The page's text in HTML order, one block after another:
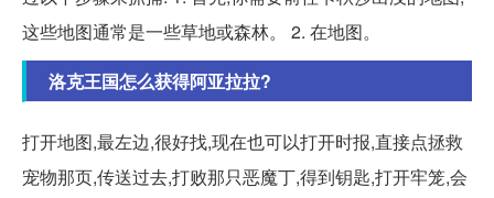
这些地图通常是一些草地或森林。 2. 在地图。
洛克王国怎么获得阿亚拉拉?
打开地图,最左边,很好找,现在也可以打开时报,直接点拯救
宠物那页,传送过去,打败那只恶魔丁,得到钥匙,打开牢笼,会